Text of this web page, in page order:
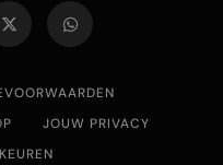
JOUW PRIVACY